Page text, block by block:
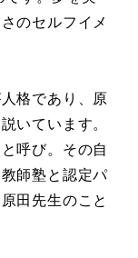
のセルフイメ
格であり、原
いています。
呼び。その自
師塾と認定パ
田先生のこと